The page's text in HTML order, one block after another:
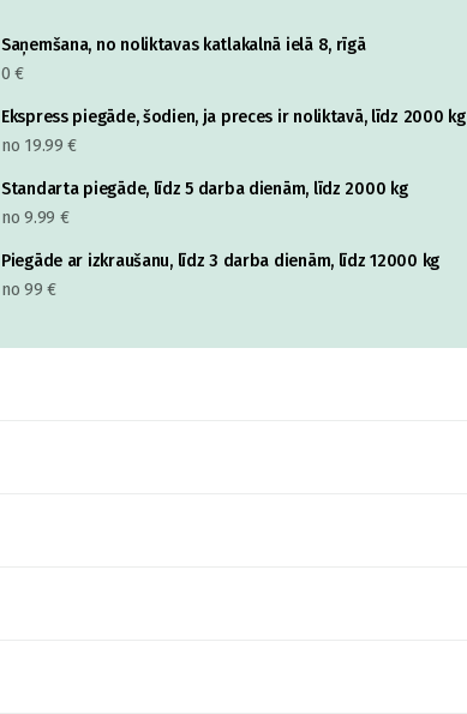
Saņemšana, no noliktavas katlakalnā ielā 8, rīgā
0 €
Ekspress piegāde, šodien, ja preces ir noliktavā, līdz 2000 kg
no 19.99 €
Standarta piegāde, līdz 5 darba dienām, līdz 2000 kg
no 9.99 €
Piegāde ar izkraušanu, līdz 3 darba dienām, līdz 12000 kg
no 99 €